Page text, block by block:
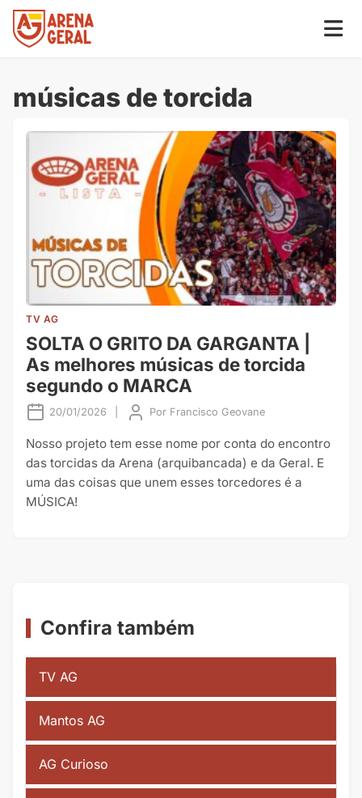
músicas de torcida
TV AG
SOLTA O GRITO DA GARGANTA |
As melhores músicas de torcida
segundo o MARCA
20/01/2026 Por Francisco Geovane
Nosso projeto tem esse nome por conta do encontro
das torcidas da Arena (arquibancada) e da Geral. E
uma das coisas que unem esses torcedores é a
MÚSICA!
Confira também
TV AG
Mantos AG
AG Curioso